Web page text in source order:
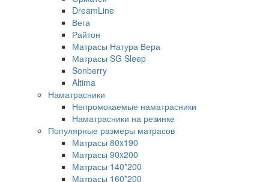
DreamLine
Вега
Райтон
Матрасы Натура Вера
Матрасы SG Sleep
Sonberry
Altima
Наматрасники
Непромокаемые наматрасники
Наматрасники на резинке
Популярные размеры матрасов
Матрасы 80x190
Матрасы 90x200
Матрасы 140*200
Матрасы 160*200